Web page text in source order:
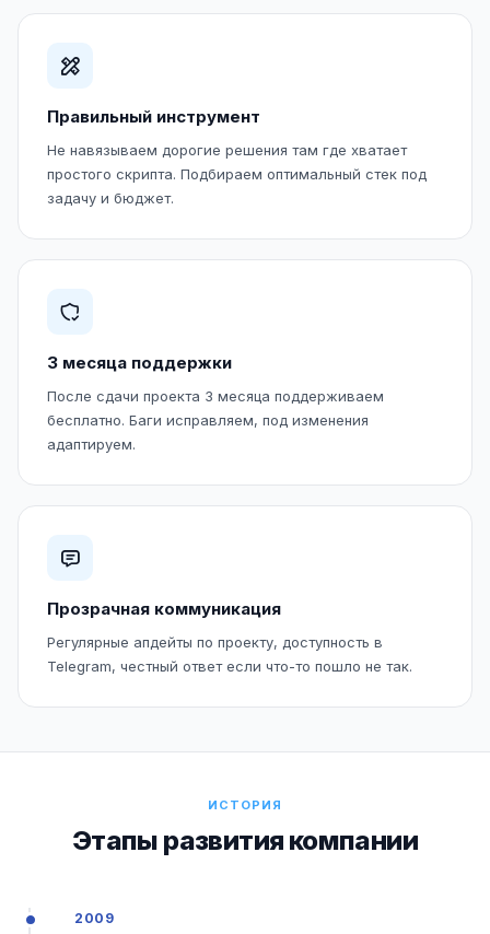
Правильный инструмент
Не навязываем дорогие решения там где хватает
простого скрипта. Подбираем оптимальный стек под
задачу и бюджет.
3 месяца поддержки
После сдачи проекта 3 месяца поддерживаем
бесплатно. Баги исправляем, под изменения
адаптируем.
Прозрачная коммуникация
Регулярные апдейты по проекту, доступность в
Telegram, честный ответ если что-то пошло не так.
ИСТОРИЯ
Этапы развития компании
2009